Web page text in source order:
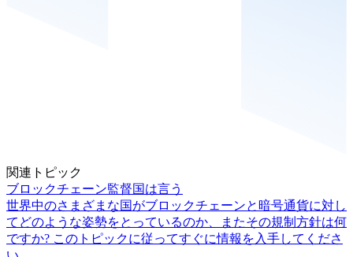
関連トピック
ブロックチェーン監督国は言う
世界中のさまざまな国がブロックチェーンと暗号通貨に対し
てどのような姿勢をとっているのか、またその規制方針は何
ですか? このトピックに従ってすぐに情報を入手してくださ